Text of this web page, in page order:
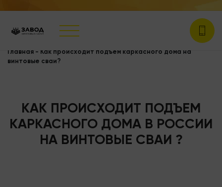
Главная - Как происходит подъем каркасного дома на
винтовые сваи?
КАК ПРОИСХОДИТ ПОДЪЕМ
КАРКАСНОГО ДОМА В РОССИИ
НА ВИНТОВЫЕ СВАИ ?